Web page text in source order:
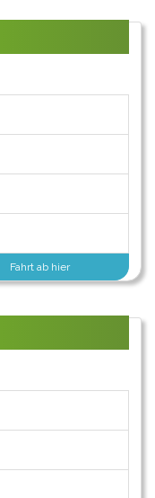
Fahrt ab hier